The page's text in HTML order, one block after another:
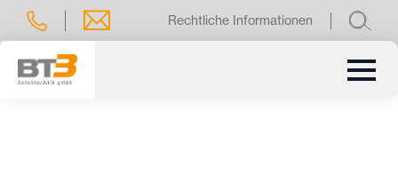
Rechtliche Informationen